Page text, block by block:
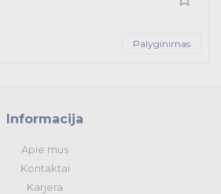
Palyginimas
Informacija
Apie mus
Kontaktai
Karjera